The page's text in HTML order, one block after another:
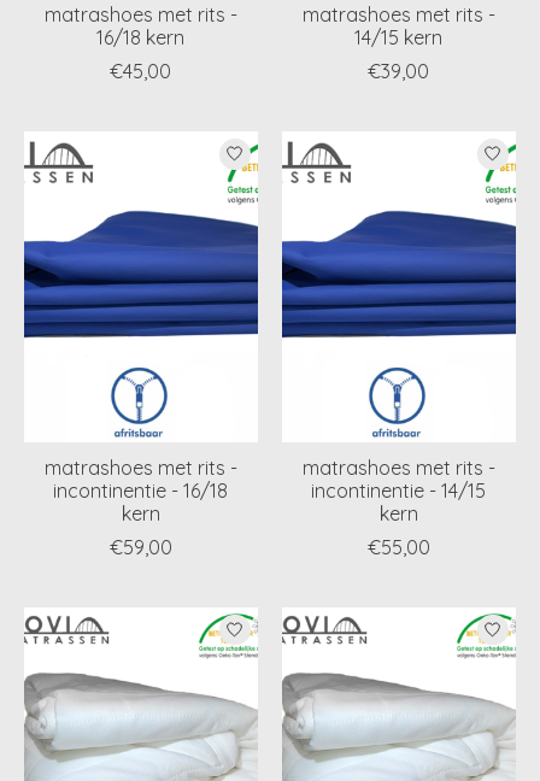
matrashoes met rits -
16/18 kern
€45,00
matrashoes met rits -
14/15 kern
€39,00
matrashoes met rits -
incontinentie - 16/18
kern
€59,00
matrashoes met rits -
incontinentie - 14/15
kern
€55,00